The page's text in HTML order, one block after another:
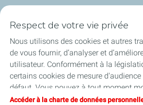
Certificats d'économies d'énergie
Nos partenaires
Collaborer avec TotalEnergies
Accessibilité
Respect de votre vie privée
Nous utilisons des cookies et autres
de vous fournir, d’analyser et
utilisateur. Conformément à la
certains cookies de mesure
défaut. Vous pouvez à tout moment
paramètres de cookies en cliquant sur
Accéder à la charte de données